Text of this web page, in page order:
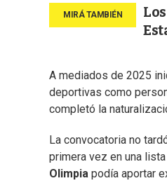
A mediados de 2025
deportivas como
completó la
La convocatoria no
primera vez en una
Olimpia podía aportar